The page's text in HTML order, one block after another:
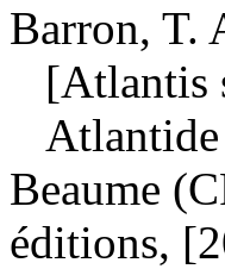
Barron, T.
[Atlantis
Atlantide
Beaume
éditions,